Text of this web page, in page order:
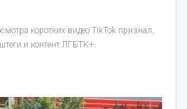
коротких видео TikTok признал,
и контент ЛГБТК+.